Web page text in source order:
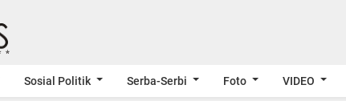
Sosial Politik Serba-Serbi Foto VIDEO